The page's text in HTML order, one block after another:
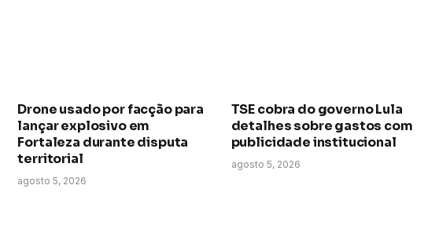
Drone usado por facção para
lançar explosivo em
Fortaleza durante disputa
territorial
agosto 5, 2026
TSE cobra do governo Lula
detalhes sobre gastos com
publicidade institucional
agosto 5, 2026